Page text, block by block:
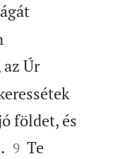
Úr
földet, és

9 Te